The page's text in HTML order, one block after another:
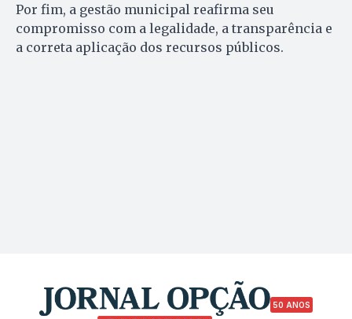
Por fim, a gestão municipal reafirma seu
compromisso com a legalidade, a transparência e
a correta aplicação dos recursos públicos.
50 ANOS